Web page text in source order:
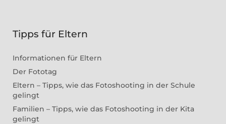
Tipps für Eltern
Informationen für Eltern
Der Fototag
Eltern – Tipps, wie das Fotoshooting in der Schule
gelingt
Familien – Tipps, wie das Fotoshooting in der Kita
gelingt